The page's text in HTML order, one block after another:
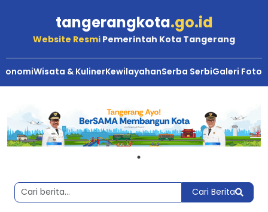
tangerangkota.go.id
Website Resmi Pemerintah Kota Tangerang
Wisata & KulinerKewilayahanSerba SerbiGaleri Foto
Cari Berita